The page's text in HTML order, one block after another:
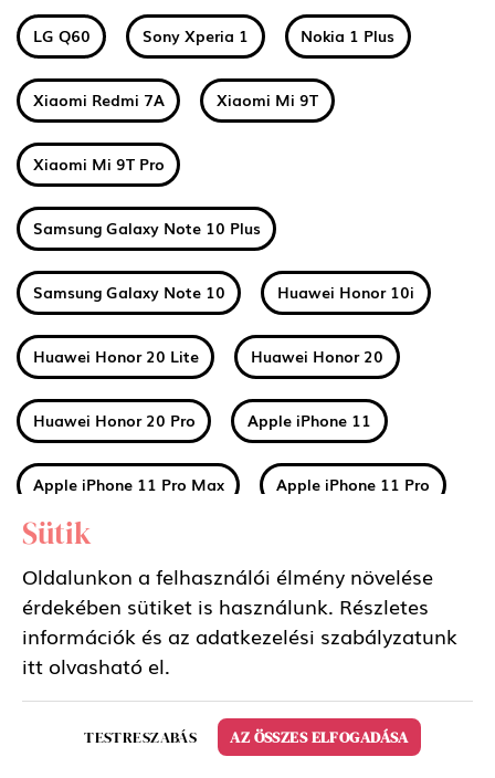
LG Q60 Sony Xperia 1 Nokia 1 Plus
Xiaomi Redmi 7A Xiaomi Mi 9T
Xiaomi Mi 9T Pro
Samsung Galaxy Note 10 Plus
Samsung Galaxy Note 10 Huawei Honor 10i
Huawei Honor 20 Lite Huawei Honor 20
Huawei Honor 20 Pro Apple iPhone 11
Apple iPhone 11 Pro Max Apple iPhone 11 Pro
Huawei Mate 30
Nokia 2 2019 (2.2) Nokia 3 2019 (3.2)
Nokia 4 2019 (4.2)
Samsung Galaxy Tab S6 10.5 LTE
Sütik
Oldalunkon a felhasználói élmény növelése
érdekében sütiket is használunk. Részletes
információk és az adatkezelési szabályzatunk
itt olvasható el.
TESTRESZABÁS AZ ÖSSZES ELFOGADÁSA